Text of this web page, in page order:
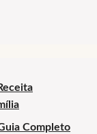
Completo